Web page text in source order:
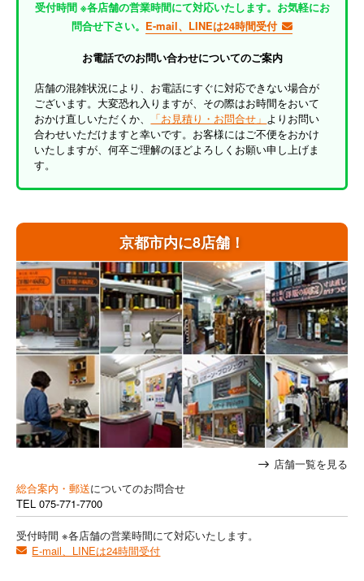
京都市内に8店舗！
店舗一覧を見る
総合案内・郵送についてのお問合せ
TEL 075-771-7700
受付時間 ※各店舗の営業時間にて対応いたします。
E-mail、LINEは24時間受付
受付時間 ※各店舗の営業時間にて対応いたします。お気軽にお
問合せ下さい。 E-mail、LINEは24時間受付
お電話でのお問い合わせについてのご案内
店舗の混雑状況により、お電話にすぐに対応できない場合が
ございます。大変恐れ入りますが、その際はお時間をおいて
おかけ直しいただくか、
「お見積り・お問合せ」 よりお問い
合わせいただけますと幸いです。お客様にはご不便をおかけ
いたしますが、何卒ご理解のほどよろしくお願い申し上げま
す。